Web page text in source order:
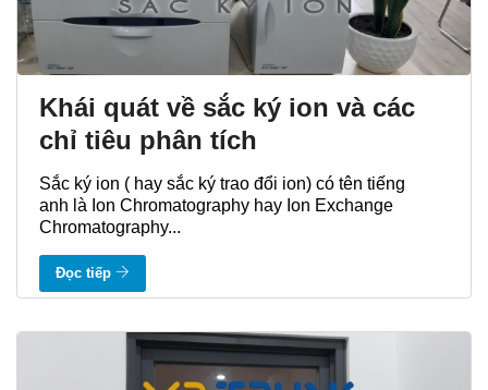
Khái quát về sắc ký ion và các
chỉ tiêu phân tích
Sắc ký ion ( hay sắc ký trao đổi ion) có tên tiếng
anh là Ion Chromatography hay Ion Exchange
Chromatography...
Đọc tiếp